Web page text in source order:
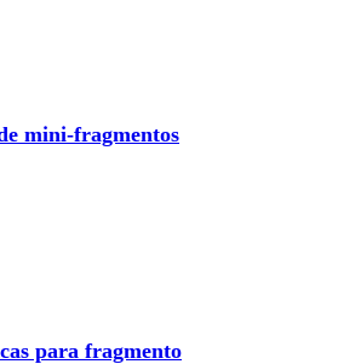
mini-fragmentos
para fragmento